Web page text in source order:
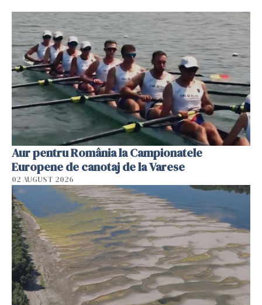
Aur pentru România la Campionatele
Europene de canotaj de la Varese
02 AUGUST 2026